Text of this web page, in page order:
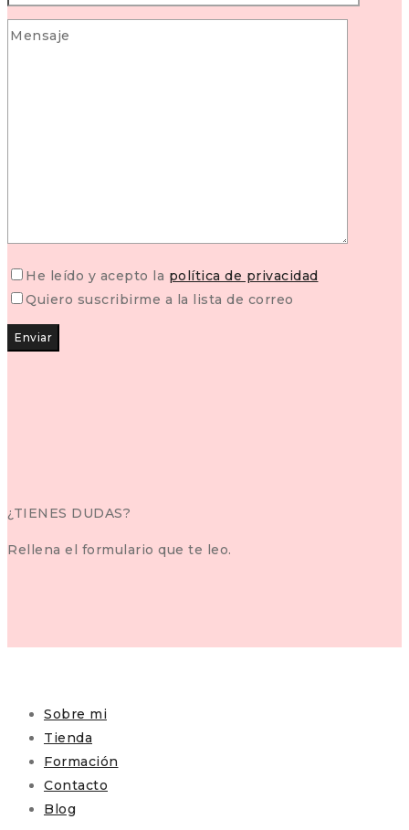
He leído y acepto la política de privacidad
Quiero suscribirme a la lista de correo
¿TIENES DUDAS?
Rellena el formulario que te leo.
Sobre mi
Tienda
Formación
Contacto
Blog